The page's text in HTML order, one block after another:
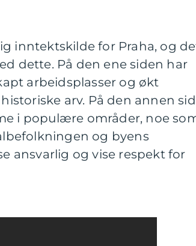
inntektskilde for Praha, og
dette. På den ene siden har
arbeidsplasser og økt
arv. På den annen
i populære områder, noe
og byens
ansvarlig og vise respekt for